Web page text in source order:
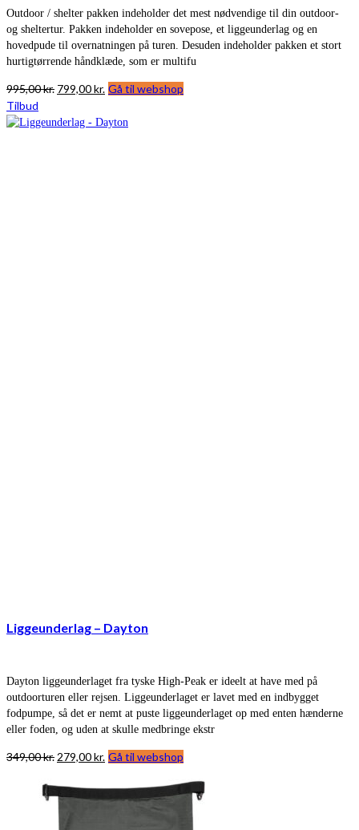
Outdoor / shelter pakken indeholder det mest nødvendige til din outdoor-
og sheltertur. Pakken indeholder en sovepose, et liggeunderlag og en
hovedpude til overnatningen på turen. Desuden indeholder pakken et stort
hurtigtørrende håndklæde, som er multifu
995,00kr. Den
pris
799,00kr.Den
pris
Gå til webshop
Tilbud
Liggeunderlag – Dayton
Dayton liggeunderlaget fra tyske High-Peak er ideelt at have med på
outdoorturen eller rejsen. Liggeunderlaget er lavet med en indbygget
fodpumpe, så det er nemt at puste liggeunderlaget op med enten hænderne
eller foden, og uden at skulle medbringe ekstr
349,00kr. Den
pris
var:
349,00 kr..
279,00kr. Den
pris
er:
Gå til webshop